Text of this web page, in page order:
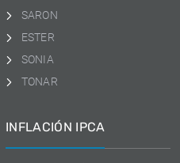
SARON
ESTER
SONIA
TONAR
INFLACIÓN IPCA